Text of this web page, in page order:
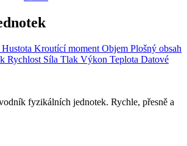
Hustota Kroutící moment Objem Plošný obsah
Rychlost Síla Tlak Výkon Teplota Datové
fyzikálních jednotek. Rychle, přesně a